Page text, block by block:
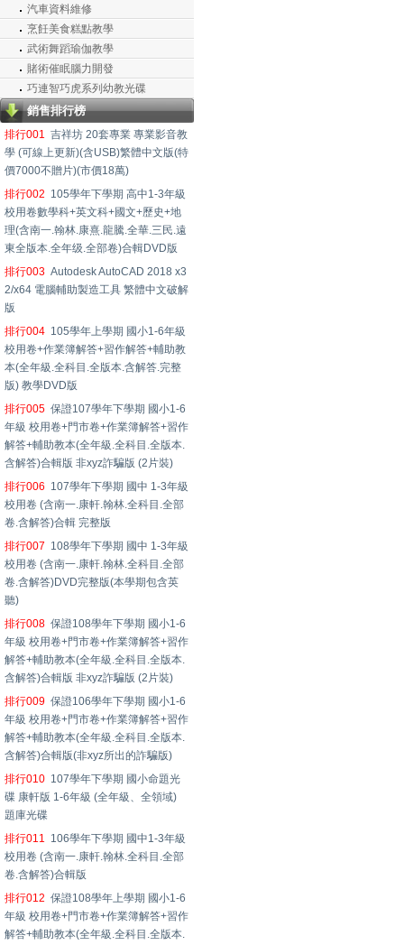
汽車資料維修
烹飪美食糕點教學
武術舞蹈瑜伽教學
賭術催眠腦力開發
巧連智巧虎系列幼教光碟
銷售排行榜
排行001 吉祥坊 20套專業 專業影音教
學 (可線上更新)(含USB)繁體中文版(特
價7000不贈片)(市價18萬)
排行002 105學年下學期 高中1-3年級
校用卷數學科+英文科+國文+歷史+地
理(含南一.翰林.康熹.龍騰.全華.三民.遠
東全版本.全年级.全部卷)合輯DVD版
排行003 Autodesk AutoCAD 2018 x3
2/x64 電腦輔助製造工具 繁體中文破解
版
排行004 105學年上學期 國小1-6年級
校用卷+作業簿解答+習作解答+輔助教
本(全年級.全科目.全版本.含解答.完整
版) 教學DVD版
排行005 保證107學年下學期 國小1-6
年級 校用卷+門市卷+作業簿解答+習作
解答+輔助教本(全年級.全科目.全版本.
含解答)合輯版 非xyz詐騙版 (2片裝)
排行006 107學年下學期 國中 1-3年級
校用卷 (含南一.康軒.翰林.全科目.全部
卷.含解答)合輯 完整版
排行007 108學年下學期 國中 1-3年級
校用卷 (含南一.康軒.翰林.全科目.全部
卷.含解答)DVD完整版(本學期包含英
聽)
排行008 保證108學年下學期 國小1-6
年級 校用卷+門市卷+作業簿解答+習作
解答+輔助教本(全年級.全科目.全版本.
含解答)合輯版 非xyz詐騙版 (2片裝)
排行009 保證106學年下學期 國小1-6
年級 校用卷+門市卷+作業簿解答+習作
解答+輔助教本(全年級.全科目.全版本.
含解答)合輯版(非xyz所出的詐騙版)
排行010 107學年下學期 國小命題光
碟 康軒版 1-6年級 (全年級、全領域)
題庫光碟
排行011 106學年下學期 國中1-3年級
校用卷 (含南一.康軒.翰林.全科目.全部
卷.含解答)合輯版
排行012 保證108學年上學期 國小1-6
年級 校用卷+門市卷+作業簿解答+習作
解答+輔助教本(全年級.全科目.全版本.